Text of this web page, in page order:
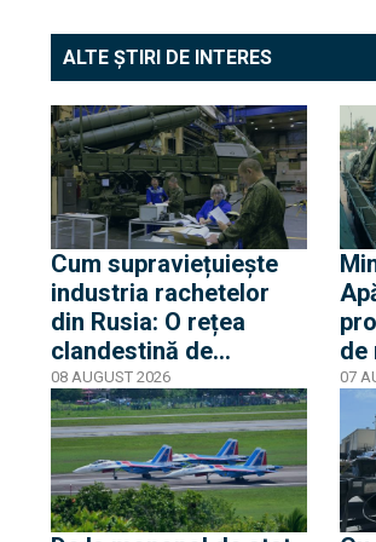
ALTE ȘTIRI DE INTERES
Cum supraviețuiește
industria rachetelor
din Rusia: O rețea
clandestină de
furnizori și
componentele chineze
mențin în funcțiune
mașinăria de război
rusă
08 AUGUST 2026
de
29
07